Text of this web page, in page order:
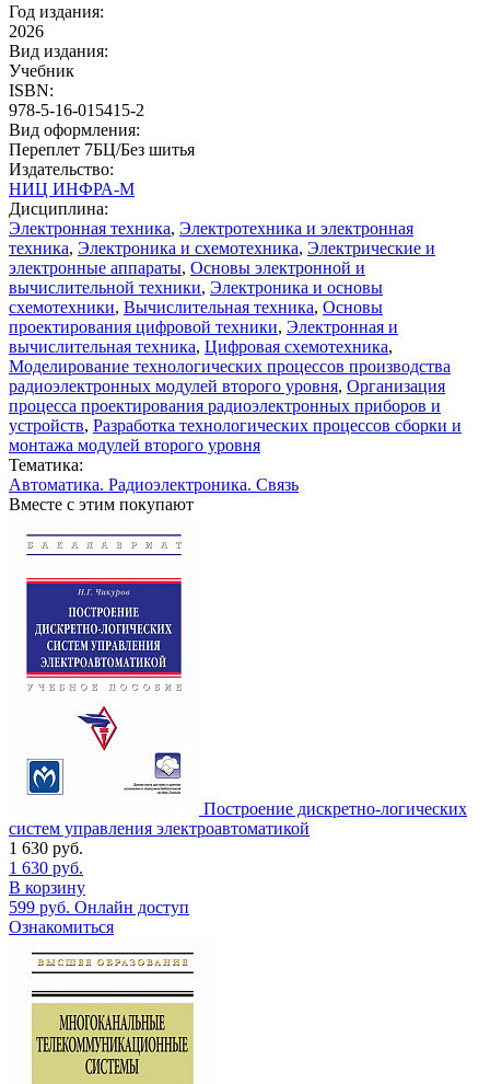
Год издания:
2026
Вид издания:
Учебник
ISBN:
978-5-16-015415-2
Вид оформления:
Переплет 7БЦ/Без шитья
Издательство:
НИЦ ИНФРА-М
Дисциплина:
Электронная техника, Электротехника и электронная
техника, Электроника и схемотехника, Электрические и
электронные аппараты, Основы электронной и
вычислительной техники, Электроника и основы
схемотехники, Вычислительная техника, Основы
проектирования цифровой техники, Электронная и
вычислительная техника, Цифровая схемотехника,
Моделирование технологических процессов производства
радиоэлектронных модулей второго уровня, Организация
процесса проектирования радиоэлектронных приборов и
устройств, Разработка технологических процессов сборки и
монтажа модулей второго уровня
Тематика:
Автоматика. Радиоэлектроника. Связь
Вместе с этим покупают
Построение дискретно-логических
систем управления электроавтоматикой
1 630 руб.
1 630 руб.
В корзину
599 руб. Онлайн доступ
Ознакомиться